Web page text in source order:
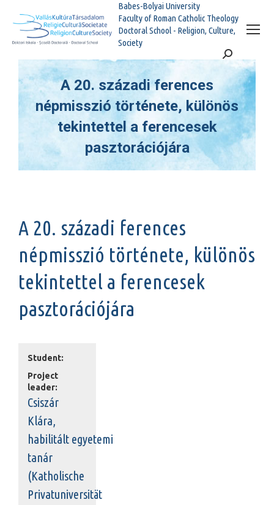
Babes-Bolyai University
Faculty of Roman Catholic Theology
Doctoral School - Religion, Culture,
Society
Search:
A 20. századi ferences
népmisszió története, különös
tekintettel a ferencesek
pasztorációjára
You are here:
A 20. századi ferences
népmisszió története, különös
tekintettel a ferencesek
pasztorációjára
Student:
Project
leader:
Csiszár
Klára,
habilitált egyetemi
tanár
(Katholische
Privatuniversität